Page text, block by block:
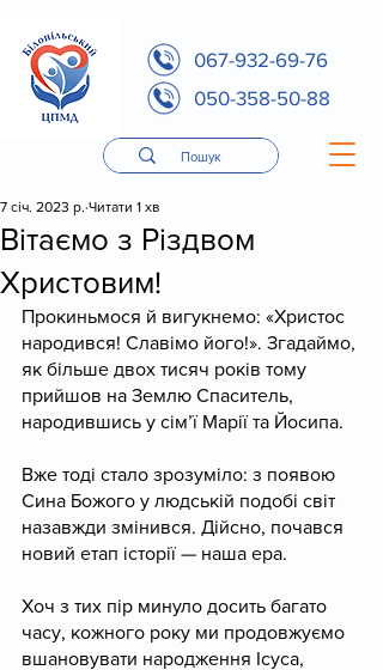
067-932-69-76
050-358-50-88
Вітаємо з Різдвом
Христовим!
7 січ. 2023 р. Читати 1 хв
Прокиньмося й вигукнемо: «Христос
народився! Славімо його!». Згадаймо,
як більше двох тисяч років тому
прийшов на Землю Спаситель,
народившись у сім’ї Марії та Йосипа.
Вже тоді стало зрозуміло: з появою
Сина Божого у людській подобі світ
назавжди змінився. Дійсно, почався
новий етап історії — наша ера.
Хоч з тих пір минуло досить багато
часу, кожного року ми продовжуємо
вшановувати народження Ісуса,